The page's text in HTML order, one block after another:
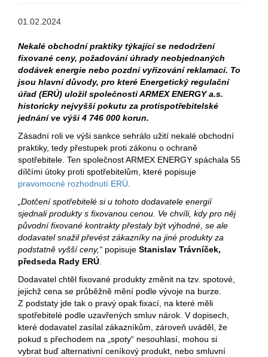
01.02.2024
Nekalé obchodní praktiky týkající se nedodržení
fixované ceny, požadování úhrady neobjednaných
dodávek energie nebo pozdní vyřizování reklamací. To
jsou hlavní důvody, pro které Energetický regulační
úřad (ERÚ) uložil společnosti ARMEX ENERGY a.s.
historicky nejvyšší pokutu za protispotřebitelské
jednání ve výši 4 746 000 korun.
Zásadní roli ve výši sankce sehrálo užití nekalé obchodní
praktiky, tedy přestupek proti zákonu o ochraně
spotřebitele. Ten společnost ARMEX ENERGY spáchala 55
dílčími útoky proti spotřebitelům, které popisuje
pravomocné rozhodnutí ERÚ
„Dotčení spotřebitelé si u tohoto dodavatele energií
sjednali produkty s fixovanou cenou. Ve chvíli, kdy pro něj
původní fixované kontrakty přestaly být výhodné, se ale
dodavatel snažil převést zákazníky na jiné produkty za
podstatně vyšší ceny,“ popisuje Stanislav Trávníček,
předseda Rady ERÚ
Dodavatel chtěl fixované produkty změnit na tzv. spotové,
jejichž cena se průběžně mění podle vývoje na burze.
Z podstaty jde tak o pravý opak fixací, na které měli
spotřebitelé podle uzavřených smluv nárok. V dopisech,
které dodavatel zasílal zákazníkům, zároveň uváděl, že
pokud s přechodem na „spoty“ nesouhlasí, mohou si
vybrat buď alternativní ceníkový produkt, nebo smluvní